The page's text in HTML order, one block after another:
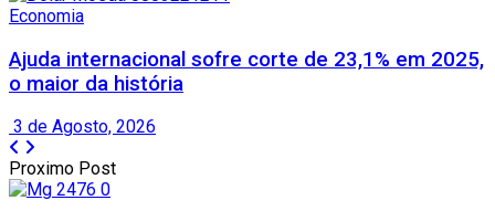
Economia
Ajuda internacional sofre corte de 23,1% em 2025,
o maior da história
3 de Agosto, 2026
Proximo Post